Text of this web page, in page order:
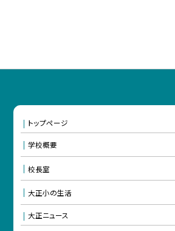
トップページ
学校概要
校長室
大正小の生活
大正ニュース